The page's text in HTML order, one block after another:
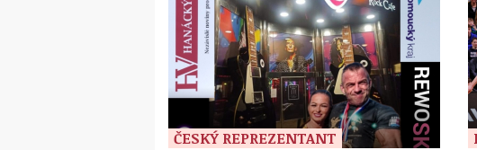
ČESKÝ REPREZENTANT